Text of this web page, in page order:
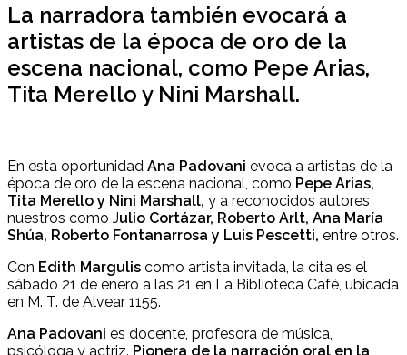
La narradora también evocará a
artistas de la época de oro de la
escena nacional, como Pepe Arias,
Tita Merello y Nini Marshall.
En esta oportunidad Ana Padovani evoca a artistas de la
época de oro de la escena nacional, como Pepe Arias,
Tita Merello y Nini Marshall, y a reconocidos autores
nuestros como Julio Cortázar, Roberto Arlt, Ana María
Shúa, Roberto Fontanarrosa y Luis Pescetti, entre otros.
Con Edith Margulis como artista invitada, la cita es el
sábado 21 de enero a las 21 en La Biblioteca Café, ubicada
en M. T. de Alvear 1155.
Ana Padovani es docente, profesora de música,
psicóloga y actriz. Pionera de la narración oral en la